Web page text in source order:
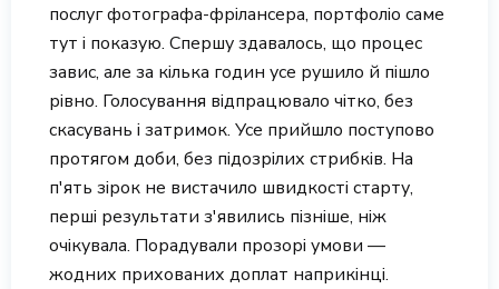
послуг фотографа-фрілансера, портфоліо саме
тут і показую. Спершу здавалось, що процес
завис, але за кілька годин усе рушило й пішло
рівно. Голосування відпрацювало чітко, без
скасувань і затримок. Усе прийшло поступово
протягом доби, без підозрілих стрибків. На
п'ять зірок не вистачило швидкості старту,
перші результати з'явились пізніше, ніж
очікувала. Порадували прозорі умови —
жодних прихованих доплат наприкінці.